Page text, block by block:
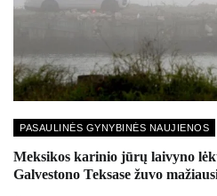
PASAULINĖS GYNYBINĖS NAUJIENOS
Meksikos karinio jūrų laivyno
Galvestono Teksase žuvo